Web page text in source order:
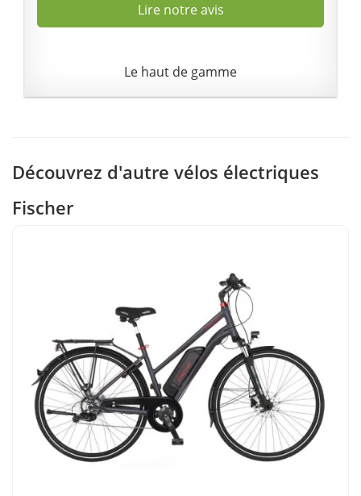
Lire notre avis
Le haut de gamme
Découvrez d'autre vélos électriques
Fischer